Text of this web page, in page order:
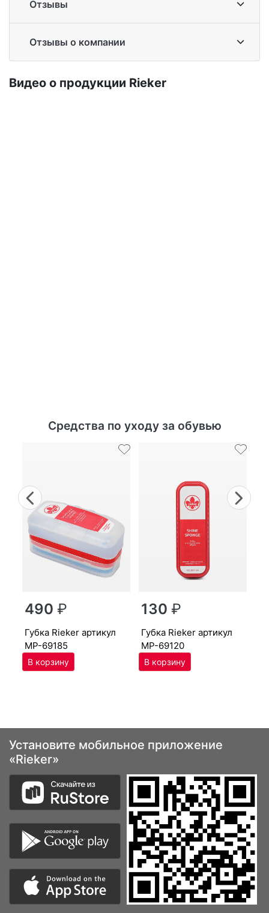
Отзывы
Отзывы о компании
Ви­део о про­дук­ции Ri­eker
Средства по уходу за обувью
Previous
490₽
губ­ка Ri­eker артикул
MP-69185
130₽
губ­ка Ri­eker артикул
MP-69120
Установите мобильное приложение
«Rieker»